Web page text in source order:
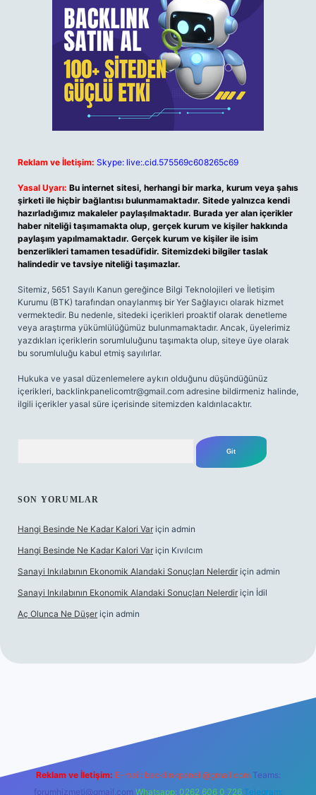
Reklam ve İletişim: Skype: live:.cid.575569c608265c69
Yasal Uyarı: Bu internet sitesi, herhangi bir marka, kurum veya şahıs
şirketi ile hiçbir bağlantısı bulunmamaktadır. Sitede yalnızca kendi
hazırladığımız makaleler paylaşılmaktadır. Burada yer alan içerikler
haber niteliği taşımamakta olup, gerçek kurum ve kişiler hakkında
paylaşım yapılmamaktadır. Gerçek kurum ve kişiler ile isim
benzerlikleri tamamen tesadüfidir. Sitemizdeki bilgiler taslak
halindedir ve tavsiye niteliği taşımazlar.
Sitemiz, 5651 Sayılı Kanun gereğince Bilgi Teknolojileri ve İletişim
Kurumu (BTK) tarafından onaylanmış bir Yer Sağlayıcı olarak hizmet
vermektedir. Bu nedenle, sitedeki içerikleri proaktif olarak denetleme
veya araştırma yükümlülüğümüz bulunmamaktadır. Ancak, üyelerimiz
yazdıkları içeriklerin sorumluluğunu taşımakta olup, siteye üye olarak
bu sorumluluğu kabul etmiş sayılırlar.
Hukuka ve yasal düzenlemelere aykırı olduğunu düşündüğünüz
içerikleri, backlinkpanelicomtr@gmail.com adresine bildirmeniz halinde,
ilgili içerikler yasal süre içerisinde sitemizden kaldırılacaktır.
SON YORUMLAR
Hangi Besinde Ne Kadar Kalori Var için admin
Hangi Besinde Ne Kadar Kalori Var için Kıvılcım
Sanayi Inkılabının Ekonomik Alandaki Sonuçları Nelerdir için admin
Sanayi Inkılabının Ekonomik Alandaki Sonuçları Nelerdir için İdil
Aç Olunca Ne Düşer için admin
Reklam ve İletişim: E-mail: backlinkpaneli@gmail.com Teams:
forumhizmeti@gmail.com Whatsapp: 0262 606 0 726 Telegram: